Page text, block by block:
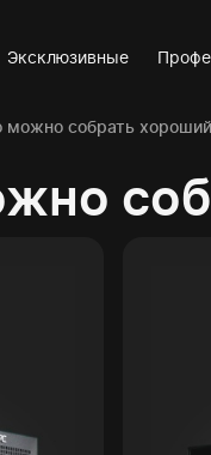
Эксклюзивные
можно собрать